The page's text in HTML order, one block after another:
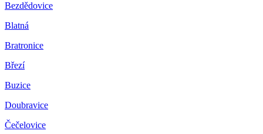
Bezdědovice
Blatná
Bratronice
Březí
Buzice
Doubravice
Čečelovice